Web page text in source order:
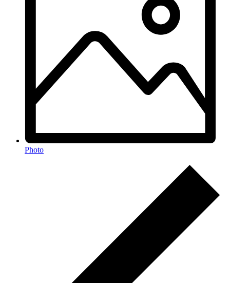
Photo